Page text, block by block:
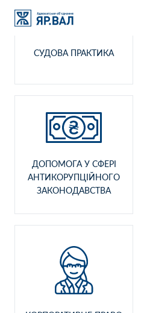
СУДОВА ПРАКТИКА
ДОПОМОГА У СФЕРІ
АНТИКОРУПЦІЙНОГО
ЗАКОНОДАВСТВА